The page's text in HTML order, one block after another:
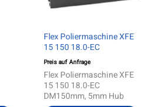
Flex Poliermaschine XFE
15 150 18.0-EC
Preis auf Anfrage
Flex Poliermaschine XFE
15 150 18.0-EC
DM150mm, 5mm Hub